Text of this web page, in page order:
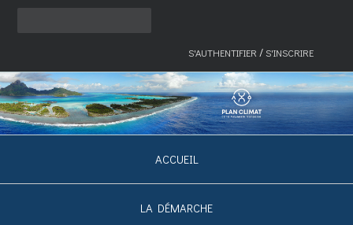
S'AUTHENTIFIER /S'INSCRIRE
ACCUEIL
LA DÉMARCHE